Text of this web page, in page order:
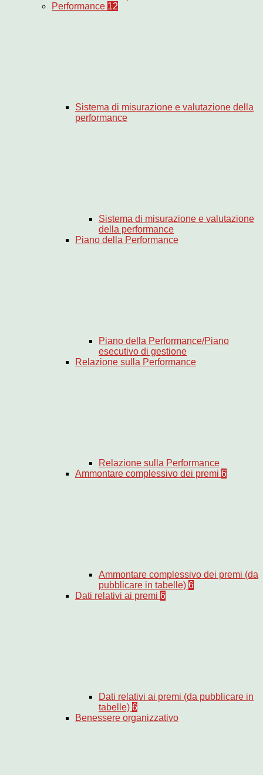
Performance 12
Sistema di misurazione e valutazione della
performance
Sistema di misurazione e valutazione
della performance
Piano della Performance
Piano della Performance/Piano
esecutivo di gestione
Relazione sulla Performance
Relazione sulla Performance
Ammontare complessivo dei premi 6
Ammontare complessivo dei premi (da
pubblicare in tabelle) 6
Dati relativi ai premi 6
Dati relativi ai premi (da pubblicare in
tabelle) 6
Benessere organizzativo